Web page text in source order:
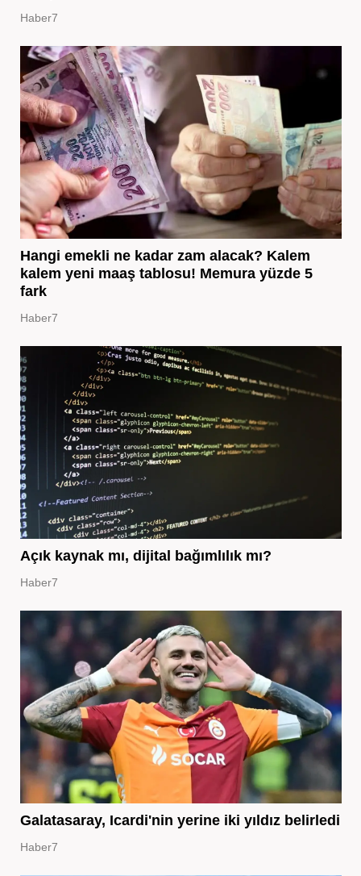
Haber7
Hangi emekli ne kadar zam alacak? Kalem
kalem yeni maaş tablosu! Memura yüzde 5
fark
Haber7
Açık kaynak mı, dijital bağımlılık mı?
Haber7
Galatasaray, Icardi'nin yerine iki yıldız belirledi
Haber7